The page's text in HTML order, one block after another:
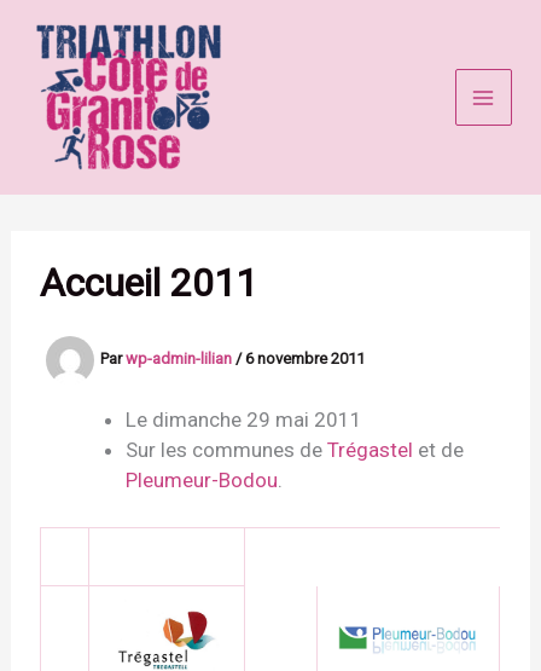
contenu
Accueil 2011
Parwp-admin-lilian/6 novembre 2011
Le dimanche 29 mai 2011
Sur les communes deTrégastel et de
Pleumeur-Bodou.